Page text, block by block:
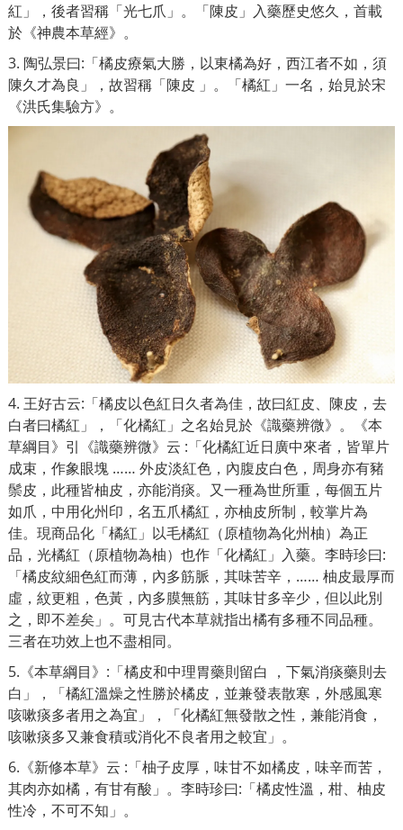
紅」，後者習稱 「光七爪」。「陳皮」入藥歷史悠久，首載
於《神農本草經》。
3. 陶弘景曰: 「橘皮療氣大勝，以東橘為好，西江者不如，須
陳久才為良」，故習稱「陳皮 」。「橘紅 」 一名，始見於宋
《洪氏集驗方》。
4. 王好古云: 「橘皮以色紅日久者為佳，故曰紅皮、陳皮，去
白者曰橘紅」，
「化橘紅」之名始見於《識藥辨微》。《本
草綱目》引《識藥辨微》云 : 「化橘紅近日廣中來者，皆單片
成束，作象眼塊 …… 外皮淡紅色，內腹皮白色，周身亦有豬
鬃皮，此種皆柚皮，亦能消痰。又一種為世所重，每個五片
如爪，中用化州印，名五爪橘紅，亦柚皮所制，較掌片為
佳。現商品化「橘紅」以毛橘紅（原植物為化州柚）為正
品，光橘紅（原植物為柚）也作「化橘紅」入藥。李時珍曰:
「橘皮紋細色紅而薄，內多筋脈，其味苦辛，…… 柚皮最厚而
虛，紋更粗，色黃，內多膜無筋，其味甘多辛少，但以此別
之，即不差矣」。可見古代本草就指出橘有多種不同品種。
三者在功效上也不盡相同。
5.《本草綱目》:「橘皮和中理胃藥則留白 ，下氣消痰藥則去
白」，
「橘紅溫燥之性勝於橘皮，並兼發表散寒，外感風寒
咳嗽痰多者用之為宜」，「化橘紅無發散之性，兼能消食，
咳嗽痰多又兼食積或消化不良者用之較宜」。
6.《新修本草》云 :「柚子皮厚，味甘不如橘皮，味辛而苦，
其肉亦如橘，有甘有酸」。李時珍曰: 「橘皮性溫，柑、柚皮
性冷，不可不知」。